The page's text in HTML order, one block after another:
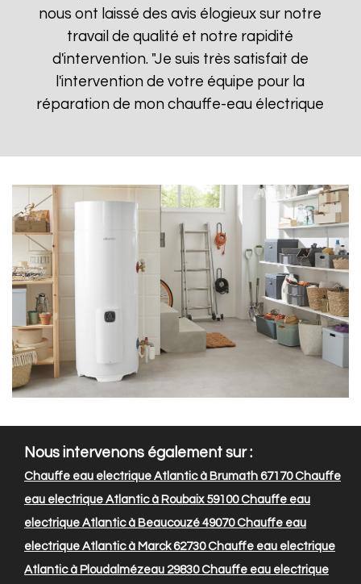
nous ont laissé des avis élogieux sur notre
travail de qualité et notre rapidité
d'intervention. "Je suis très satisfait de
l'intervention de votre équipe pour la
réparation de mon chauffe-eau électrique
Nous intervenons également sur :
Chauffe eau electrique Atlantic à Brumath 67170Chauffe
eau electrique Atlantic à Roubaix 59100Chauffe eau
electrique Atlantic à Beaucouzé 49070Chauffe eau
electrique Atlantic à Marck 62730Chauffe eau electrique
Atlantic à Ploudalmézeau 29830Chauffe eau electrique